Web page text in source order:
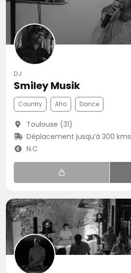
DJ
Smiley Musik
Country Afro Dance
Toulouse (31)
Déplacement jusqu’à 300 kms
N.C